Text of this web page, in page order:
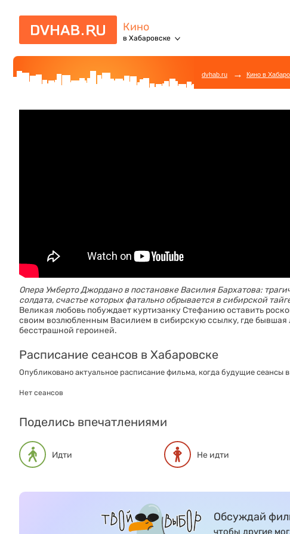
Кино
в Хабаровске
dvhab.ru → Кино в
Опера Умберто Джордано в постановке Василия Бархатова:
солдата, счастье которых фатально обрывается в сибирской
Великая любовь побуждает куртизанку Стефанию оставить
своим возлюбленным Василием в сибирскую ссылку, где
бесстрашной героиней.
Расписание сеансов в Хабаровске
Опубликовано актуальное расписание фильма, когда будущие сеансы
Нет сеансов
Поделись впечатлениями
Идти Не идти
Обсуждай
чтобы другие